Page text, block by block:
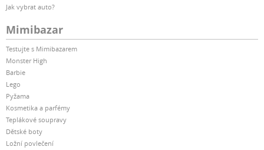
Jak vybrat auto?
Mimibazar
Testujte s Mimibazarem
Monster High
Barbie
Lego
Pyžama
Kosmetika a parfémy
Teplákové soupravy
Dětské boty
Ložní povlečení